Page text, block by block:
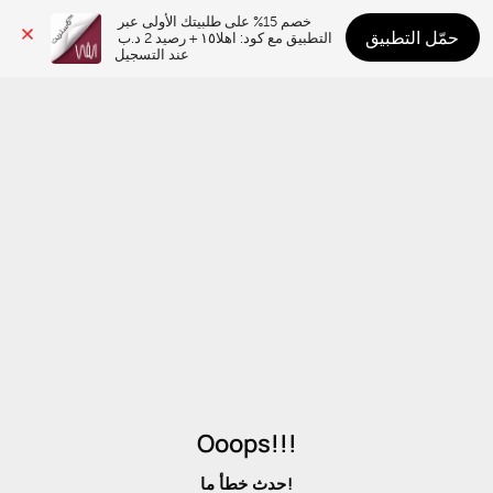
عند التسجيل
حمّل التطبيق
Ooops!!!
حدث خطأ ما!